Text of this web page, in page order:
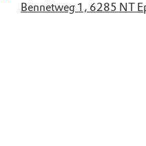
Bennetweg 1, 6285 NT